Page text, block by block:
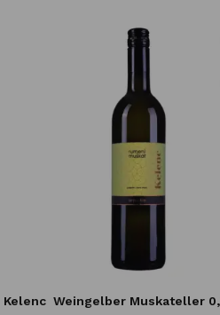
Kelenc Weingelber Muskateller